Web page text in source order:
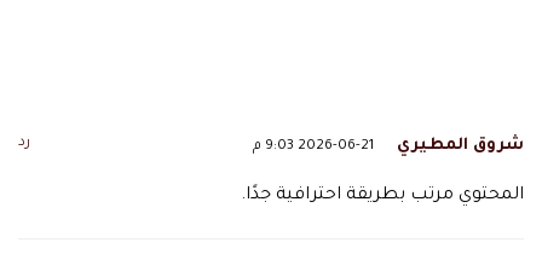
شروق المطيري 2026-06-21 9:03 م رد
المحتوي مرتب بطريقة احترافية جدًا.